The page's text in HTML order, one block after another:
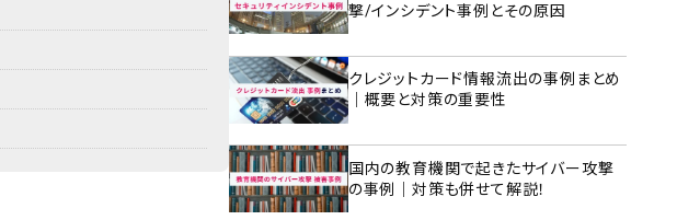
撃/インシデント事例とその原因
クレジットカード情報流出の事例まとめ
｜概要と対策の重要性
国内の教育機関で起きたサイバー攻撃
の事例｜対策も併せて解説！